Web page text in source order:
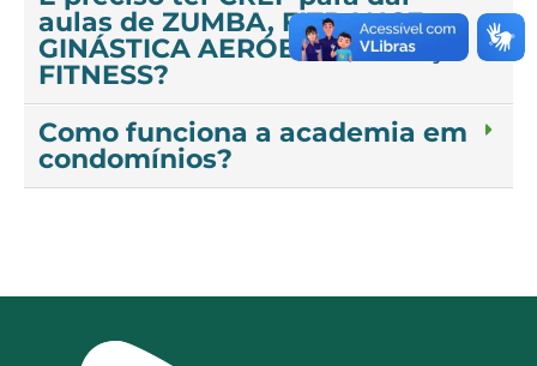
aulas de ZUMBA, FITDANCE,
GINÁSTICA AERÓBICA, DANÇA
FITNESS?
Como funciona a academia em
condomínios?